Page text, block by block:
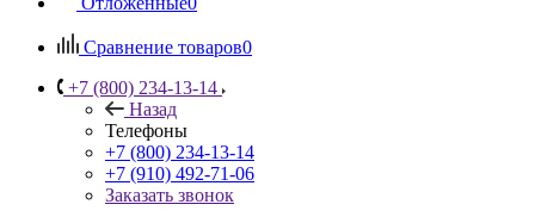
Сравнение товаров0
+7 (800) 234-13-14
Назад
Телефоны
+7 (800) 234-13-14
+7 (910) 492-71-06
Заказать звонок